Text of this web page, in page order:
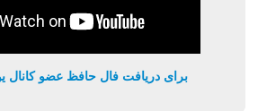
برای دریافت فال حافظ عضو کانال